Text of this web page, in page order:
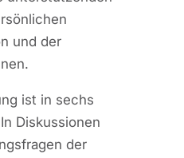
und der
ist in sechs
Diskussionen
der